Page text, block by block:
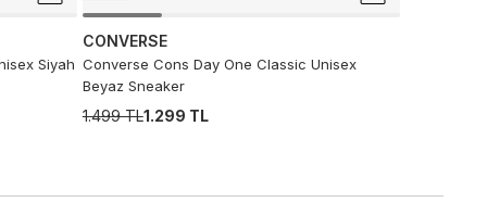
Siyah
CONVERSE
Converse Cons Day One Classic Unisex
Beyaz Sneaker
1.499 TL1.299 TL